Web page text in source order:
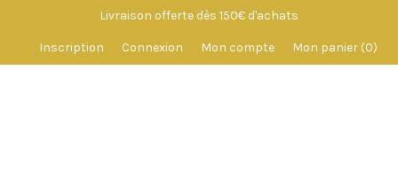
Livraison offerte dès 150€ d'achats
Inscription Connexion Mon compte Mon panier 0